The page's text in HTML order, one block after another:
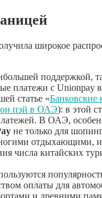
широкое
поддержкой,
платежи с Unionpay
статье «Банковские
пэй в ОАЭ): в этой
В ОАЭ,
не только для
отдыхающими, и
числа китайских
оплаты для
и древними